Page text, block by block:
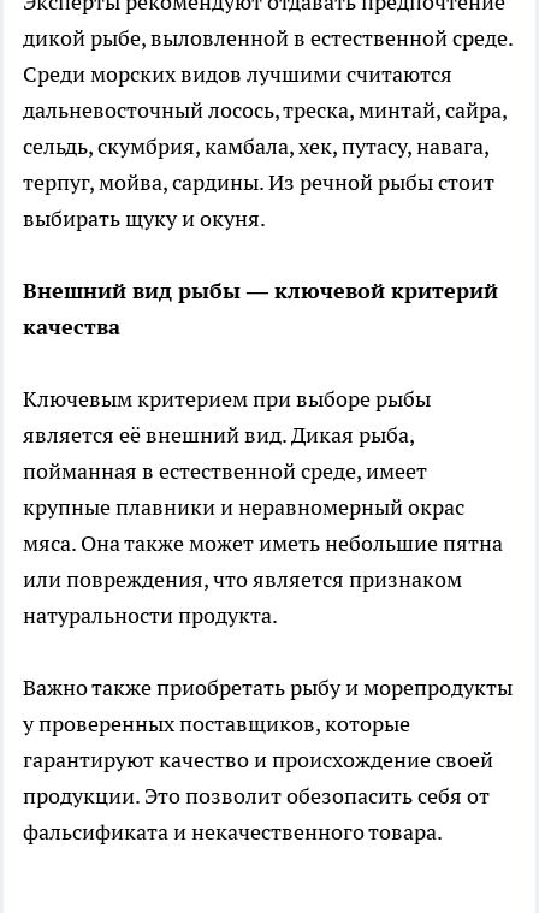
дикой рыбе, выловленной в естественной среде.
Среди морских видов лучшими считаются
дальневосточный лосось, треска, минтай, сайра,
сельдь, скумбрия, камбала, хек, путасу, навага,
терпуг, мойва, сардины. Из речной рыбы стоит
выбирать щуку и окуня.
Внешний вид рыбы — ключевой критерий
качества
Ключевым критерием при выборе рыбы
является её внешний вид. Дикая рыба,
пойманная в естественной среде, имеет
крупные плавники и неравномерный окрас
мяса. Она также может иметь небольшие пятна
или повреждения, что является признаком
натуральности продукта.
Важно также приобретать рыбу и морепродукты
у проверенных поставщиков, которые
гарантируют качество и происхождение своей
продукции. Это позволит обезопасить себя от
фальсификата и некачественного товара.